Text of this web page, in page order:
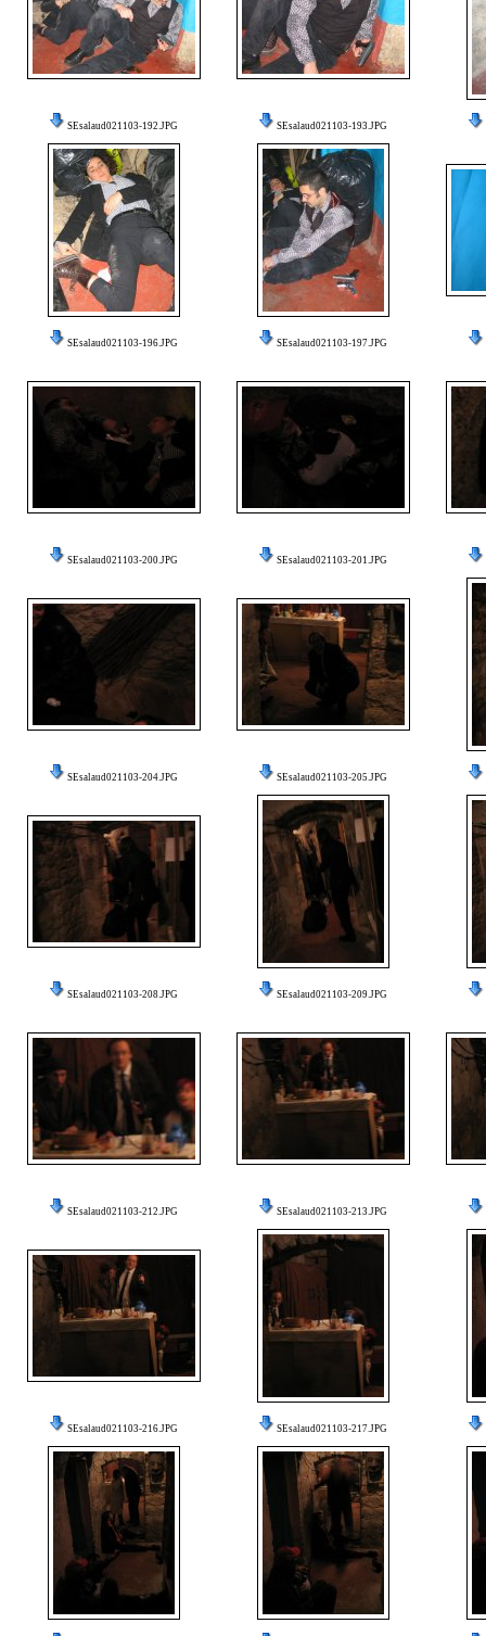
SEsalaud021103-192.JPG SEsalaud021103-193.JPG
SEsalaud021103-196.JPG SEsalaud021103-197.JPG
SEsalaud021103-200.JPG SEsalaud021103-201.JPG
SEsalaud021103-204.JPG SEsalaud021103-205.JPG
SEsalaud021103-208.JPG SEsalaud021103-209.JPG
SEsalaud021103-212.JPG SEsalaud021103-213.JPG
SEsalaud021103-216.JPG SEsalaud021103-217.JPG